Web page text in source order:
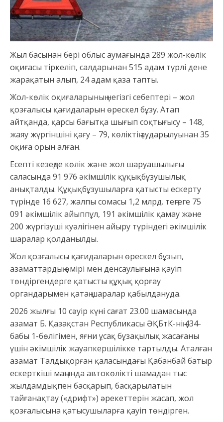
Жыл басынан бері облыс аумағында 289 жол-көлік
оқиғасы тіркеліп, салдарынан 515 адам түрлі дене
жарақатын алып, 24 адам қаза тапты.
Жол-көлік оқиғаларының негізгі себептері – жол
қозғалысы қағидаларын өрескел бұзу. Атап
айтқанда, қарсы бағытқа шығып соқтығысу – 148,
жаяу жүргіншіні қағу – 79, көліктің аударылуынан 35
оқиға орын алған.
Есепті кезеңде көлік және жол шаруашылығы
саласында 91 976 әкімшілік құқықбұзушылық
анықталды. Құқықбұзушыларға қатысты ескерту
түрінде 16 627, жалпы сомасы 1,2 млрд. теңгеге 75
091 әкімшілік айыппұл, 191 әкімшілік қамау және
200 жүргізуші куәлігінен айыру түріндегі әкімшілік
шаралар қолданылды.
Жол қозғалысы қағидаларын өрескел бұзып,
азаматтардың өмірі мен денсаулығына қауіп
төндіргендерге қатысты құқық қорғау
органдарымен қатаң шаралар қабылдануда.
2026 жылғы 10 сәуір күні сағат 23.00 шамасында
азамат Б. Қазақстан Республикасы ӘҚБтК-нің 434-
бабы 1-бөлігімен, яғни ұсақ бұзақылық жасағаны
үшін әкімшілік жауапкершілікке тартылды. Аталған
азамат Талдықорған қаласындағы Қабанбай батыр
ескерткіші маңында автокөлікті шамадан тыс
жылдамдықпен басқарып, басқарылатын
тайғанақтау («дрифт») әрекеттерін жасап, жол
қозғалысына қатысушыларға қауіп төндірген.